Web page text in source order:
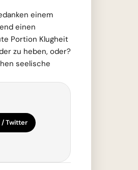
einem
einen
Portion Klugheit
zu heben, oder?
seelische
/ Twitter